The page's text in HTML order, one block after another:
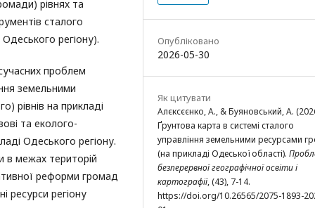
рівнях та
сталого
регіону).
проблем
земельними
рівнів на прикладі
та еколого-
Одеського регіону.
в межах територій
реформи громад
ресурси регіону
Опубліковано
2026-05-30
Як цитувати
Алєксєєнко, А., & Буяновський, А.
Ґрунтова карта в системі сталого
управління земельними ресурсами
(на прикладі Одеської області).
безперервної географічної освіти і
картографії, (43), 7-14.
https://doi.org/10.26565/2075-1893-